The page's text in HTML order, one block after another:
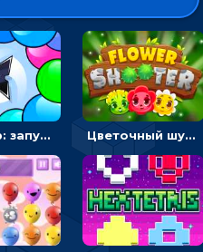
Поп-шар: запускать колючку, чтобы лопать воздушные шарики Цветочный шутер: стрелять пчелками по цветам